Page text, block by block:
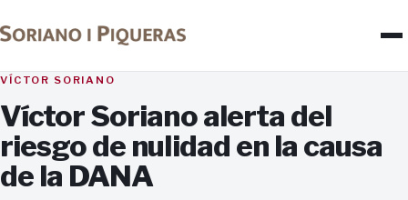
VÍCTOR SORIANO
Víctor Soriano alerta del
riesgo de nulidad en la causa
de la DANA